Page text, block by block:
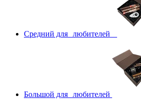
Средний для любителей
Большой для любителей